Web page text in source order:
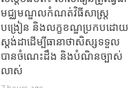
មជ្ឈមណ្ឌលកំណត់វិធីសាស្ត្រ
បង្រៀន និងលក្ខខណ្ឌប្រកបដោយ
ស្តង់ដាដើម្បីធានាថាសិស្សទទួល
បានចំណេះដឹង និងបំណិនច្បាស់
លាស់